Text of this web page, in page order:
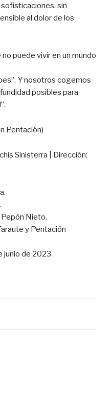
sin
al dolor de los
puede vivir en un mundo
Y nosotros cogemos
posibles para
Pentación)
.
Pepón Nieto.
y Pentación
junio de 2023.